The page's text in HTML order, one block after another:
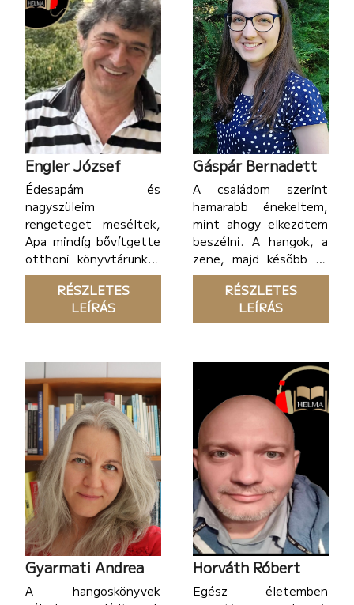
Engler József
Édesapám és
nagyszüleim
rengeteget meséltek,
Apa mindíg bővítgette
otthoni könyvtárunkat
is. Nagyon sokat
olvastam, ami mellett
nálunk egész nap szólt
a rádió is.
RÉSZLETES
LEÍRÁS
Gáspár Bernadett
A családom szerint
hamarabb énekeltem,
mint ahogy elkezdtem
beszélni. A hangok, a
zene, majd később az
irodalom világa
folyamatos
útitársként, olykor
mentsvárként szolgált
egyetemen, majd
most, a munkával
töltött hétköznapok
során. Amikor
RÉSZLETES
LEÍRÁS
Gyarmati Andrea
A hangoskönyvek
Horváth Róbert
Egész életemben